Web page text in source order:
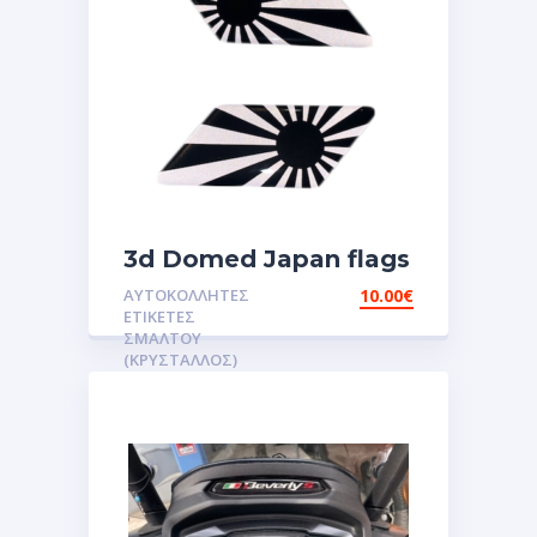
3d Domed Japan flags
reflective sticker
αυτοκόλλητες ετικέτες
3D Σμάλτου.Αυτοκόλλητα
ΑΥΤΟΚΌΛΛΗΤΕΣ
ΕΤΙΚΈΤΕΣ
ΣΜΆΛΤΟΥ
(ΚΡΥΣΤΑΛΛΟΣ)
10.00€